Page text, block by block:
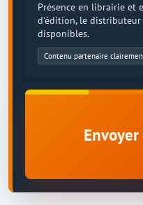
Présence en librairie et
d'édition, le distributeur
disponibles.
Contenu partenaire